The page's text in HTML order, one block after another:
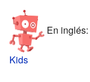
En inglés:
Kids